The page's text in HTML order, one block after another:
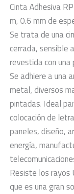
Cinta Adhesiva
m, 0.6 mm de
Se trata de una
cerrada, sensible
revestida con una
Se adhiere a una
metal, diversos
pintadas. Ideal
colocación de
paneles, diseño,
energía,
Resiste los rayos
que es una gran